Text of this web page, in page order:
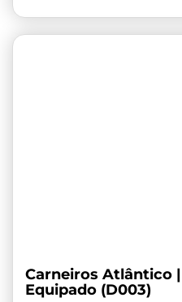
Carneiros Atlântico
Equipado (D003)